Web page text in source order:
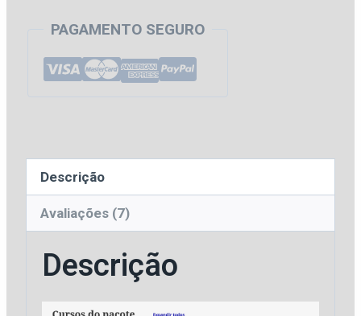
Agente
Administração
Tributária
Secretaria
Fazenda
do
PAGAMENTO SEGURO
Descrição
Avaliações (7)
Descrição